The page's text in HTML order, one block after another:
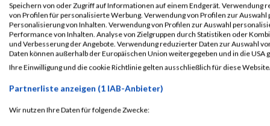
19868
Dirk Riedel
19857
Oliver-Kersten Raab
19626
Roland Hösl
19463
Christoph Breitner
19621
Volker
19581
Uwe
Speichern von oder Zugriff auf Informationen auf einem Endgerät. Verwendung
von Profilen für personalisierte Werbung. Verwendung von Profilen zur
Personalisierung von Inhalten. Verwendung von Profilen zur Auswahl
Performance von Inhalten. Analyse von Zielgruppen durch Statistiken oder
und Verbesserung der Angebote. Verwendung reduzierter Daten zur Auswahl
Daten können außerhalb der Europäischen Union weitergegeben und in die USA
Ihre Einwilligung und die cookie Richtlinie gelten ausschließlich für diese
Partnerliste anzeigen (1 IAB-Anbieter)
Wir nutzen Ihre Daten für folgende Zwecke: